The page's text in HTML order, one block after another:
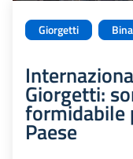
Giorgetti
Giorgetti:
formidabile
Paese